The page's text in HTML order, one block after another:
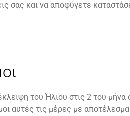
σας και να αποφύγετε
του Ήλιου στις 2 του
αυτές τις μέρες με